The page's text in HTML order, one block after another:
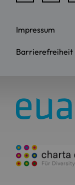
Impressum
Barrierefreiheit